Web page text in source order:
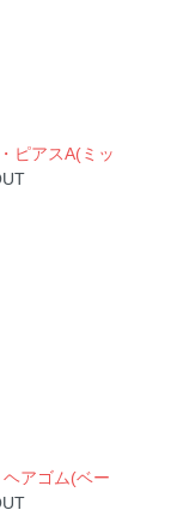
ピアスA(ミッ
アゴム(ベー